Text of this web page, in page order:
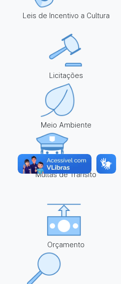
Leis de Incentivo a Cultura
Licitações
Meio Ambiente
Multas de Trânsito
Orçamento